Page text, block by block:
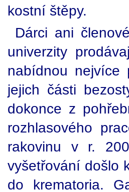
kostní štěpy.
Dárci ani
univerzity
nabídnou nejvíce
jejich části
dokonce z
rozhlasového
rakovinu v r.
vyšetřování došlo
do krematoria.